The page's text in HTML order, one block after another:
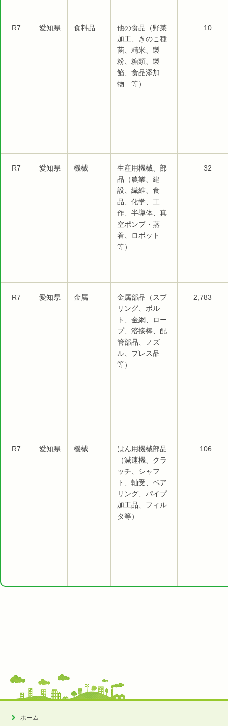
R7 愛知県 食料品
他の食品（野菜
加工、きのこ種
菌、精米、製
粉、糖類、製
餡、食品添加
物 等）
10
R7 愛知県 機械
生産用機械、部
品（農業、建
設、繊維、食
品、化学、工
作、半導体、真
空ポンプ・蒸
着、ロボット
等）
32
R7 愛知県 金属
金属部品（スプ
リング、ボル
ト、金網、ロー
プ、溶接棒、配
管部品、ノズ
ル、プレス品
等）
2,783
R7 愛知県 機械
はん用機械部品
（減速機、クラ
ッチ、シャフ
ト、軸受、ベア
リング、パイプ
加工品、フィル
タ等）
106
ホーム